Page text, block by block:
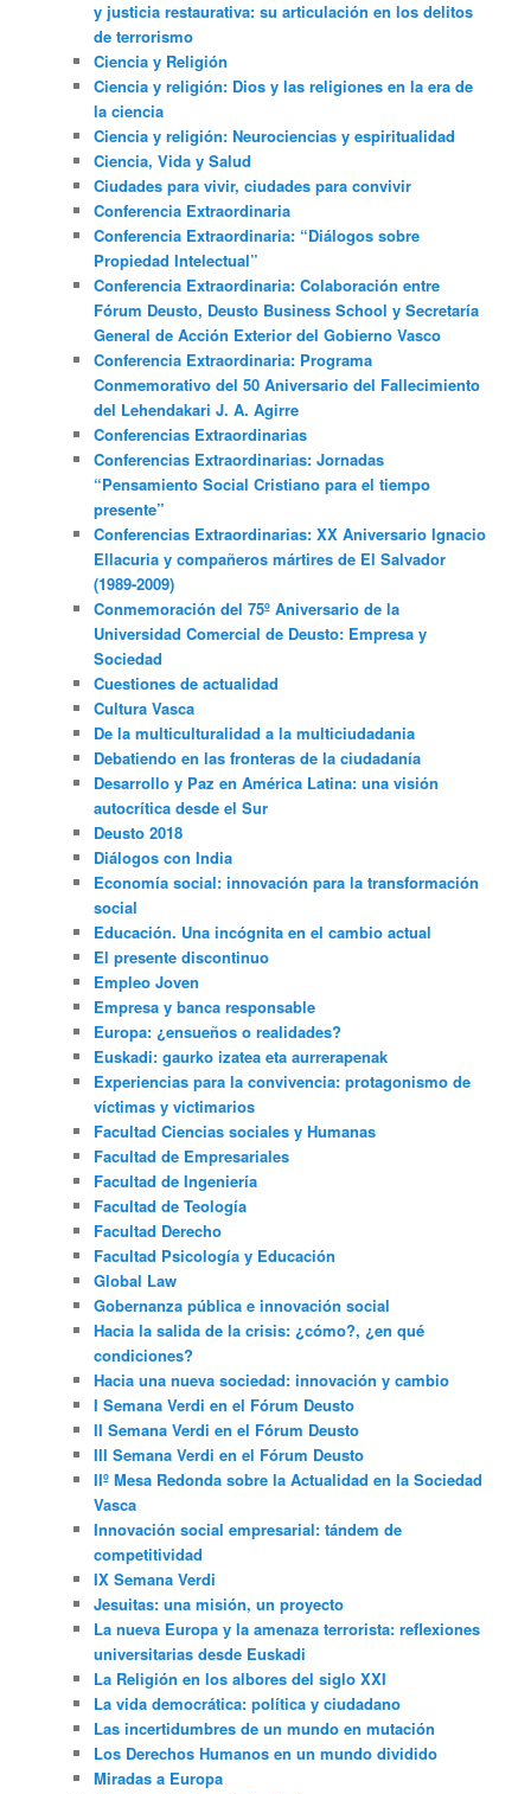
y justicia restaurativa: su articulación en los delitos
de terrorismo
Ciencia y Religión
Ciencia y religión: Dios y las religiones en la era de
la ciencia
Ciencia y religión: Neurociencias y espiritualidad
Ciencia, Vida y Salud
Ciudades para vivir, ciudades para convivir
Conferencia Extraordinaria
Conferencia Extraordinaria: “Diálogos sobre
Propiedad Intelectual”
Conferencia Extraordinaria: Colaboración entre
Fórum Deusto, Deusto Business School y Secretaría
General de Acción Exterior del Gobierno Vasco
Conferencia Extraordinaria: Programa
Conmemorativo del 50 Aniversario del Fallecimiento
del Lehendakari J. A. Agirre
Conferencias Extraordinarias
Conferencias Extraordinarias: Jornadas
“Pensamiento Social Cristiano para el tiempo
presente”
Conferencias Extraordinarias: XX Aniversario Ignacio
Ellacuria y compañeros mártires de El Salvador
(1989-2009)
Conmemoración del 75º Aniversario de la
Universidad Comercial de Deusto: Empresa y
Sociedad
Cuestiones de actualidad
Cultura Vasca
De la multiculturalidad a la multiciudadania
Debatiendo en las fronteras de la ciudadanía
Desarrollo y Paz en América Latina: una visión
autocrítica desde el Sur
Deusto 2018
Diálogos con India
Economía social: innovación para la transformación
social
Educación. Una incógnita en el cambio actual
El presente discontinuo
Empleo Joven
Empresa y banca responsable
Europa: ¿ensueños o realidades?
Euskadi: gaurko izatea eta aurrerapenak
Experiencias para la convivencia: protagonismo de
víctimas y victimarios
Facultad Ciencias sociales y Humanas
Facultad de Empresariales
Facultad de Ingeniería
Facultad de Teología
Facultad Derecho
Facultad Psicología y Educación
Global Law
Gobernanza pública e innovación social
Hacia la salida de la crisis: ¿cómo?, ¿en qué
condiciones?
Hacia una nueva sociedad: innovación y cambio
I Semana Verdi en el Fórum Deusto
II Semana Verdi en el Fórum Deusto
III Semana Verdi en el Fórum Deusto
IIº Mesa Redonda sobre la Actualidad en la Sociedad
Vasca
Innovación social empresarial: tándem de
competitividad
IX Semana Verdi
Jesuitas: una misión, un proyecto
La nueva Europa y la amenaza terrorista: reflexiones
universitarias desde Euskadi
La Religión en los albores del siglo XXI
La vida democrática: política y ciudadano
Las incertidumbres de un mundo en mutación
Los Derechos Humanos en un mundo dividido
Miradas a Europa